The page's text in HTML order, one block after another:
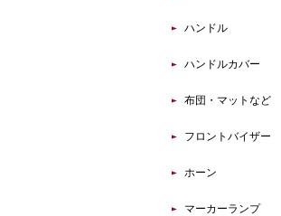
ハンドル
ハンドルカバー
布団・マットなど
フロントバイザー
ホーン
マーカーランプ